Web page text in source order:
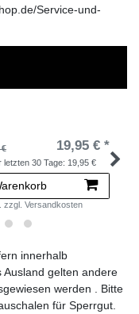
Service-und-
€ 19,95 € *
letzten 30 Tage: 19,95 €
zzgl. Versandkosten
innerhalb
gelten andere
werden . Bitte
für Sperrgut.